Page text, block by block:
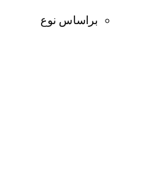
براساس نوع